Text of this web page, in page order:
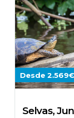
Desde 2.569€
Selvas,